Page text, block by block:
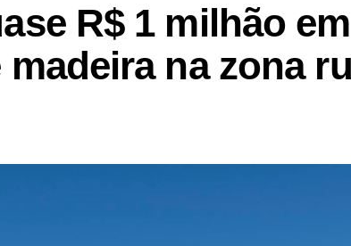
R$ 1 milhão
na zona